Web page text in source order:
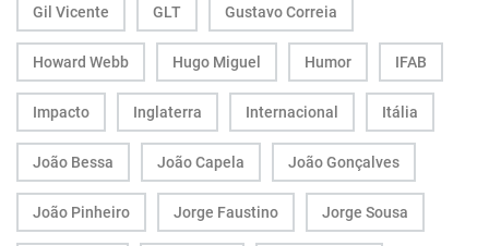
Gil Vicente GLT Gustavo Correia
Howard Webb Hugo Miguel Humor IFAB
Impacto Inglaterra Internacional Itália
João Bessa João Capela João Gonçalves
João Pinheiro Jorge Faustino Jorge Sousa